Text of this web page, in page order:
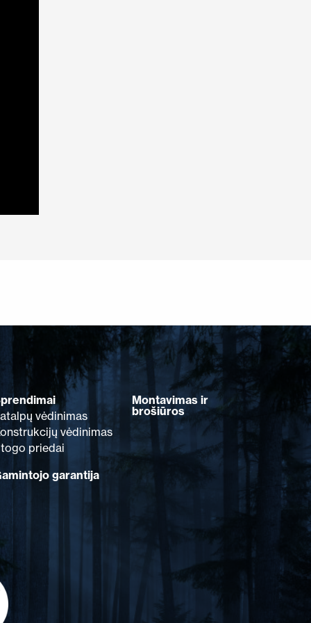
vėdinimas
vėdinimas
priedai
Montavimas ir
brošiūros
garantija